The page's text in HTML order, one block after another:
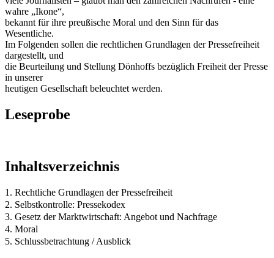
wahre „Ikone“,
bekannt für ihre preußische Moral und den Sinn für das
Wesentliche.
Im Folgenden sollen die rechtlichen Grundlagen der Pressefreiheit
dargestellt, und
die Beurteilung und Stellung Dönhoffs bezüglich Freiheit der Presse
in unserer
heutigen Gesellschaft beleuchtet werden.
Leseprobe
Inhaltsverzeichnis
1. Rechtliche Grundlagen der Pressefreiheit
2. Selbstkontrolle: Pressekodex
3. Gesetz der Marktwirtschaft: Angebot und Nachfrage
4. Moral
5. Schlussbetrachtung / Ausblick